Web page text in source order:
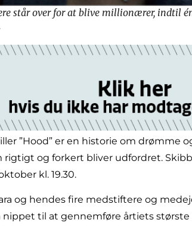
står over for at blive millionærer, indtil
”Hood” er en historie om drømme
og forkert bliver udfordret.
kl. 19.30.
og hendes fire medstiftere og
nippet til at gennemføre årtiets